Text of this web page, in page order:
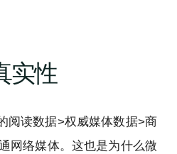
实性
阅读数据>权威媒体数据>商
网络媒体。这也是为什么微